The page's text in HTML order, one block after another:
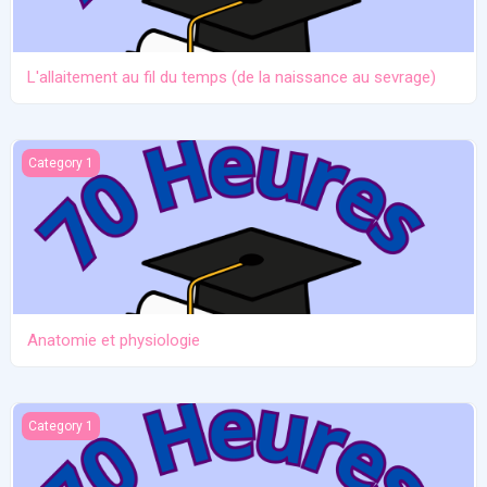
L'allaitement au fil du temps (de la naissance au sevrage)
Anatomie et physiologie
Category 1
Anatomie et physiologie
Ictère et hypoglycémie
Category 1